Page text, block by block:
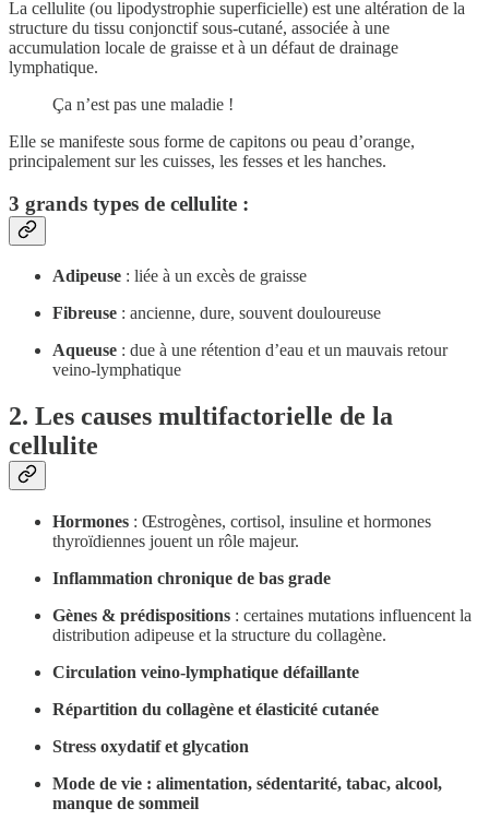
La cellulite (ou lipodystrophie superficielle) est une altération de la
structure du tissu conjonctif sous-cutané, associée à une
accumulation locale de graisse et à un défaut de drainage
lymphatique.
Ça n’est pas une maladie !
Elle se manifeste sous forme de capitons ou peau d’orange,
principalement sur les cuisses, les fesses et les hanches.
3 grands types de cellulite :
Adipeuse : liée à un excès de graisse
Fibreuse : ancienne, dure, souvent douloureuse
Aqueuse : due à une rétention d’eau et un mauvais retour
veino-lymphatique
2. Les causes multifactorielle de la
cellulite
Hormones : Œstrogènes, cortisol, insuline et hormones
thyroïdiennes jouent un rôle majeur.
Inflammation chronique de bas grade
Gènes & prédispositions : certaines mutations influencent la
distribution adipeuse et la structure du collagène.
Circulation veino-lymphatique défaillante
Répartition du collagène et élasticité cutanée
Stress oxydatif et glycation
Mode de vie : alimentation, sédentarité, tabac, alcool,
manque de sommeil